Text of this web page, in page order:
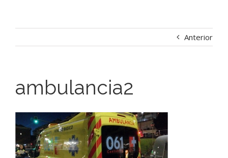
Anterior
ambulancia2